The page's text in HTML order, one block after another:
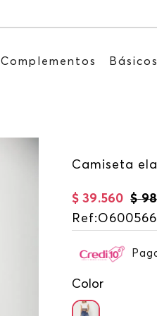
Complementos Básicos
Camiseta
$ 98
$ 39.560
Ref:
Color